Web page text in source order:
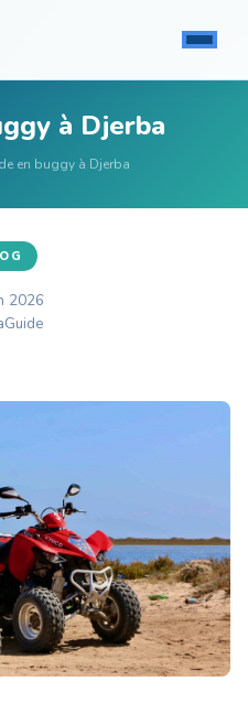
à Djerba
en buggy à Djerba
2026